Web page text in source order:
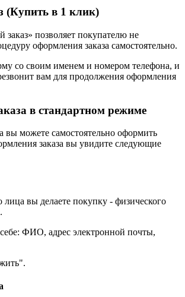
(Купить в 1 клик)
позволяет покупателю не
оформления заказа самостоятельно.
со своим именем и номером телефона, и
вам для продолжения оформления
в стандартном режиме
вы можете самостоятельно оформить
заказа вы увидите следующие
лица вы делаете покупку - физического
ФИО, адрес электронной почты,